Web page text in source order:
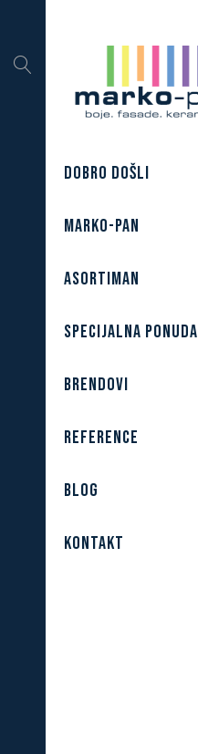
DOBRO DOŠLI
MARKO-PAN
ASORTIMAN
SPECIJALNA PONUDA
BRENDOVI
REFERENCE
BLOG
KONTAKT